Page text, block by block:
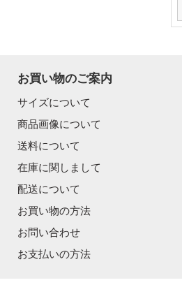
お買い物のご案内
サイズについて
商品画像について
送料について
在庫に関しまして
配送について
お買い物の方法
お問い合わせ
お支払いの方法